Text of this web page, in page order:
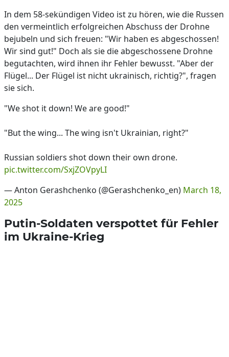
In dem 58-sekündigen Video ist zu hören, wie die Russen
den vermeintlich erfolgreichen Abschuss der Drohne
bejubeln und sich freuen: "Wir haben es abgeschossen!
Wir sind gut!" Doch als sie die abgeschossene Drohne
begutachten, wird ihnen ihr Fehler bewusst. "Aber der
Flügel... Der Flügel ist nicht ukrainisch, richtig?", fragen
sie sich.
"We shot it down! We are good!"
"But the wing... The wing isn't Ukrainian, right?"
Russian soldiers shot down their own drone.
pic.twitter.com/SxjZOVpyLI
— Anton Gerashchenko (@Gerashchenko_en) March 18,
2025
Putin-Soldaten verspottet für Fehler
im Ukraine-Krieg